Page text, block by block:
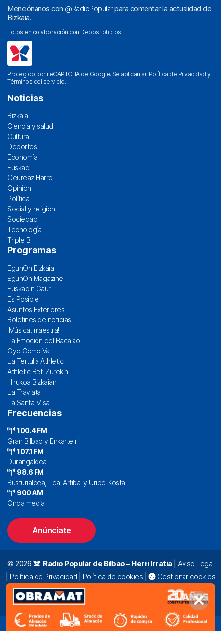
Menciónanos con @RadioPopularpara comentar la actualidad de
Bizkaia.
Fotos en colaboración con Depositphotos
Protegido por reCAPTCHA de Google. Se aplican su Política de Privacidad y
Términos del servicio.
Noticias
Bizkaia
Ciencia y salud
Cultura
Deportes
Economía
Euskadi
Geureaz Harro
Opinión
Política
Social y religión
Sociedad
Tecnología
Triple B
Programas
EgunOn Bizkaia
EgunOn Magazine
Euskadin Gaur
Es Posible
Asuntos Exteriores
Boletines de noticias
¡Música, maestra!
La Emoción del Bacalao
Oye Cómo Va
La Tertulia Athletic
Athletic Beti Zurekin
Hirukoa Bizkaian
La Traviata
La Santa Misa
Frecuencias
100.4 FM
Gran Bilbao y Enkarterri
107.1 FM
Durangaldea
98.6 FM
Busturialdea, Lea-Artibai y Uribe-Kosta
900 AM
Onda media
Anúnciate
© 2026 Radio Popular de Bilbao – Herri Irratia|Aviso Legal
Política de Privacidad Política de cookies
Gestionar cookies
Alda. Mazarredo, 47 – 7º 48009 Bilbao |
94 423 92 00|
oyentes@radiopopular.com